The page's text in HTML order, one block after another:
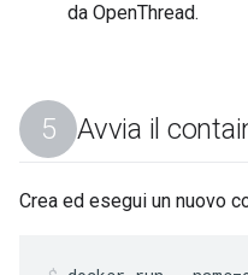
da OpenThread.
Avvia il
Crea ed esegui un nuovo